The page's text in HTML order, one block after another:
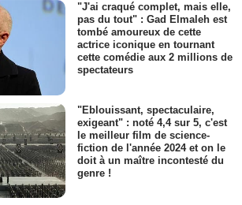
"J'ai craqué complet, mais elle,
pas du tout" : Gad Elmaleh est
tombé amoureux de cette
actrice iconique en tournant
cette comédie aux 2 millions de
spectateurs
"Eblouissant, spectaculaire,
exigeant" : noté 4,4 sur 5, c'est
le meilleur film de science-
fiction de l'année 2024 et on le
doit à un maître incontesté du
genre !